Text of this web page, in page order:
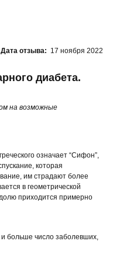
Дата отзыва: 17 ноября 2022
диабета.
на возможные
означает “Сифон”,
которая
им страдают более
в геометрической
приходится примерно
и больше число заболевших,